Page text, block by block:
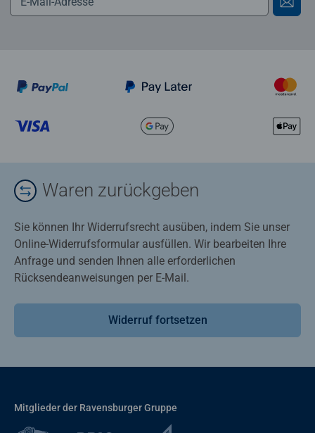
Waren zurückgeben
Sie können Ihr Widerrufsrecht ausüben, indem Sie unser
Online-Widerrufsformular ausfüllen. Wir bearbeiten Ihre
Anfrage und senden Ihnen alle erforderlichen
Rücksendeanweisungen per E-Mail.
Widerruf fortsetzen
Mitglieder der Ravensburger Gruppe